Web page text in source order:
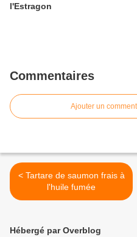
l'Estragon
Commentaires
Ajouter un
< Tartare de saumon frais à
l'huile fumée
Hébergé par Overblog